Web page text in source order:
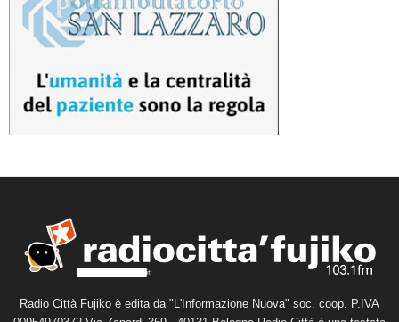
Radio Città Fujiko è edita da "L'Informazione Nuova" soc. coop. P.IVA